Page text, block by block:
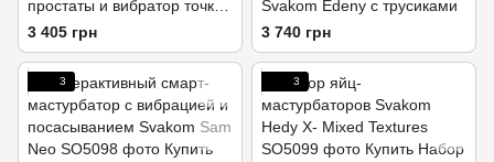
простаты и вибратор точки
G Svakom Vick Neo
3 405 грн
Svakom Edeny с трусиками
3 740 грн
3 3